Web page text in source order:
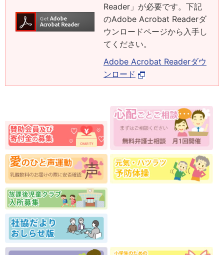
Reader」が必要です。下記
のAdobe Acrobat Readerダ
ウンロードページから入手し
てください。
Adobe Acrobat Readerダウ
ンロード